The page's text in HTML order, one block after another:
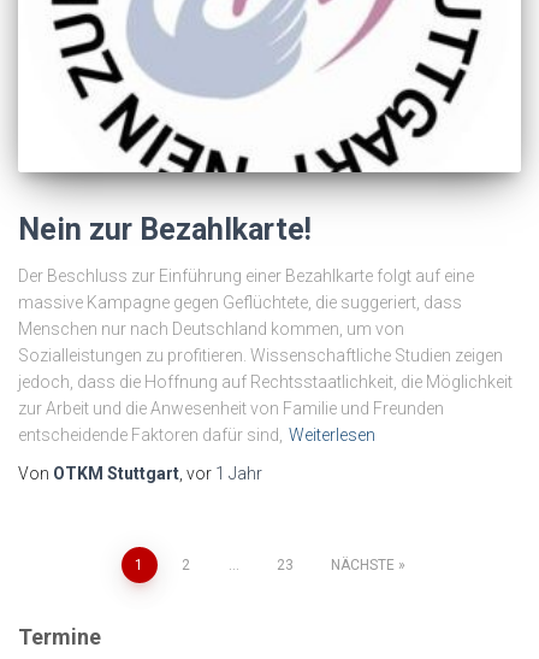
Nein zur Bezahlkarte!
Der Beschluss zur Einführung einer Bezahlkarte folgt auf eine
massive Kampagne gegen Geflüchtete, die suggeriert, dass
Menschen nur nach Deutschland kommen, um von
Sozialleistungen zu profitieren. Wissenschaftliche Studien zeigen
jedoch, dass die Hoffnung auf Rechtsstaatlichkeit, die Möglichkeit
zur Arbeit und die Anwesenheit von Familie und Freunden
entscheidende Faktoren dafür sind,
Weiterlesen
Von OTKM Stuttgart , vor 1 Jahr
Seitennummerierung
der
1 2 23 NÄCHSTE
Termine